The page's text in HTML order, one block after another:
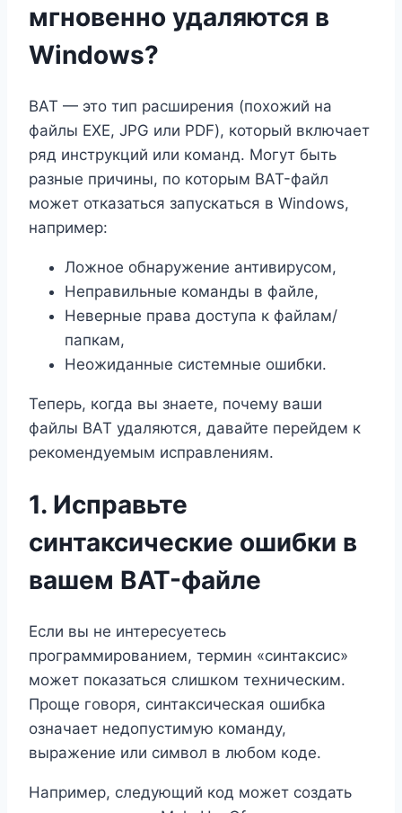
мгновенно удаляются в
Windows?
BAT — это тип расширения (похожий на
файлы EXE, JPG или PDF), который включает
ряд инструкций или команд. Могут быть
разные причины, по которым BAT-файл
может отказаться запускаться в Windows,
например:
Ложное обнаружение антивирусом,
Неправильные команды в файле,
Неверные права доступа к файлам/
папкам,
Неожиданные системные ошибки.
Теперь, когда вы знаете, почему ваши
файлы BAT удаляются, давайте перейдем к
рекомендуемым исправлениям.
1. Исправьте
синтаксические ошибки в
вашем BAT-файле
Если вы не интересуетесь
программированием, термин «синтаксис»
может показаться слишком техническим.
Проще говоря, синтаксическая ошибка
означает недопустимую команду,
выражение или символ в любом коде.
Например, следующий код может создать